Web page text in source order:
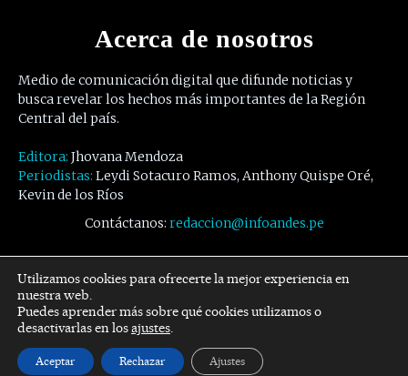
Acerca de nosotros
Medio de comunicación digital que difunde noticias y
busca revelar los hechos más importantes de la Región
Central del país.
Editora: Jhovana Mendoza
Periodistas: Leydi Sotacuro Ramos, Anthony Quispe Oré,
Kevin de los Ríos
Contáctanos: redaccion@infoandes.pe
Síguenos
Facebook Twitter Youtube
Utilizamos cookies para ofrecerte la mejor experiencia en
nuestra web.
Puedes aprender más sobre qué cookies utilizamos o
desactivarlas en losajustes.
Aceptar Rechazar Ajustes